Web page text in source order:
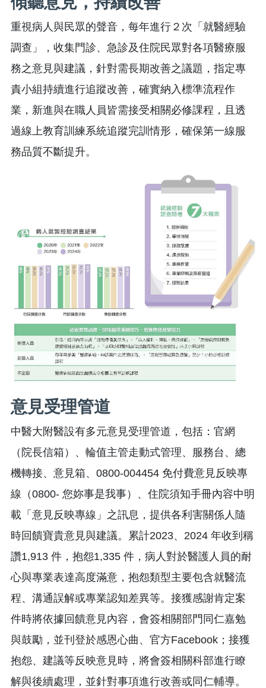
重視病人與民眾的聲音，每年進行２次「就醫經驗
調查」，收集門診、急診及住院民眾對各項醫療服
務之意見與建議，針對需長期改善之議題，指定專
責小組持續進行追蹤改善，確實納入標準流程作
業，新進與在職人員皆需接受相關必修課程，且透
過線上教育訓練系統追蹤完訓情形，確保第一線服
務品質不斷提升。
意見受理管道
中醫大附醫設有多元意見受理管道，包括：官網
（院長信箱）、輪值主管走動式管理、服務台、總
機轉接、意見箱、0800-004454 免付費意見反映專
線（0800- 您妳事是我事）、住院須知手冊內容中明
載「意見反映專線」之訊息，提供各利害關係人隨
時回饋寶貴意見與建議。累計2023、2024 年收到稱
讚1,913 件，抱怨1,335 件，病人對於醫護人員的耐
心與專業表達高度滿意，抱怨類型主要包含就醫流
程、溝通誤解或專業認知差異等。接獲感謝肯定案
件時將依據回饋意見內容，會簽相關部門同仁嘉勉
與鼓勵，並刊登於感恩心曲、官方Facebook；接獲
抱怨、建議等反映意見時，將會簽相關科部進行瞭
解與後續處理，並針對事項進行改善或同仁輔導。